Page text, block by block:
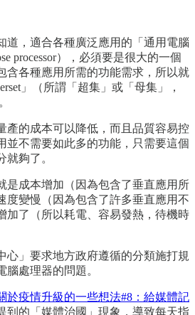
道，適合各種廣泛應用的「通用電腦
processor），必須要是很大的一個
含各種應用所需的功能需求，所以就
」（所謂「超集」或「母集」，
產的成本可以降低，而且品質容易控
並不需要如此多的功能，只需要這個
夠了。
是成本增加（因為包含了垂直應用所
度變慢（因為包含了許多垂直應用不
加了（所以耗電、容易發熱，待機時
心」要求地方政府遵循的分類施打規
腦處理器的問題。
於疫情升級的一些想法#8：給媒體記
到的「媒體治國」現象，導致每天指